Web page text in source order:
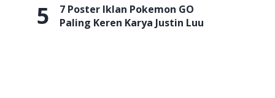
5
7 Poster Iklan Pokemon GO
Paling Keren Karya Justin Luu